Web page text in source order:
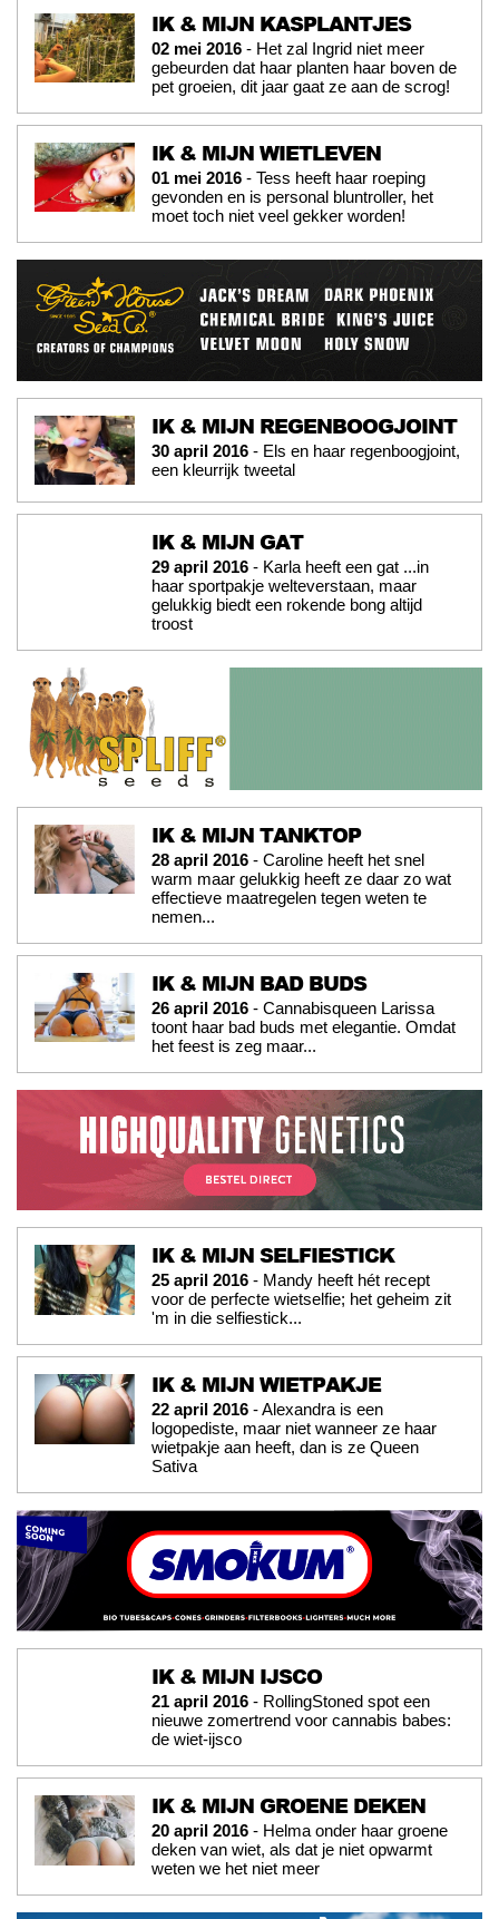
IK & MIJN KASPLANTJES
02 mei 2016 - Het zal Ingrid niet meer
gebeurden dat haar planten haar boven de
pet groeien, dit jaar gaat ze aan de scrog!
IK & MIJN WIETLEVEN
01 mei 2016 - Tess heeft haar roeping
gevonden en is personal bluntroller, het
moet toch niet veel gekker worden!
IK & MIJN REGENBOOGJOINT
30 april 2016 - Els en haar regenboogjoint,
een kleurrijk tweetal
IK & MIJN GAT
29 april 2016 - Karla heeft een gat ...in
haar sportpakje welteverstaan, maar
gelukkig biedt een rokende bong altijd
troost
IK & MIJN TANKTOP
28 april 2016 - Caroline heeft het snel
warm maar gelukkig heeft ze daar zo wat
effectieve maatregelen tegen weten te
nemen...
IK & MIJN BAD BUDS
26 april 2016 - Cannabisqueen Larissa
toont haar bad buds met elegantie. Omdat
het feest is zeg maar...
IK & MIJN SELFIESTICK
25 april 2016 - Mandy heeft hét recept
voor de perfecte wietselfie; het geheim zit
'm in die selfiestick...
IK & MIJN WIETPAKJE
22 april 2016 - Alexandra is een
logopediste, maar niet wanneer ze haar
wietpakje aan heeft, dan is ze Queen
Sativa
IK & MIJN IJSCO
21 april 2016 - RollingStoned spot een
nieuwe zomertrend voor cannabis babes:
de wiet-ijsco
IK & MIJN GROENE DEKEN
20 april 2016 - Helma onder haar groene
deken van wiet, als dat je niet opwarmt
weten we het niet meer